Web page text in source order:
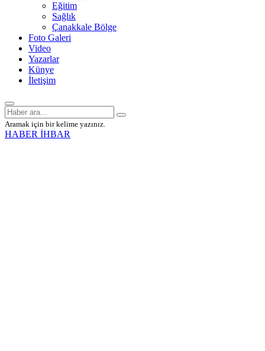
Eğitim
Sağlık
Çanakkale Bölge
Foto Galeri
Video
Yazarlar
Künye
İletişim
Aramak için bir kelime yazınız.
HABER İHBAR